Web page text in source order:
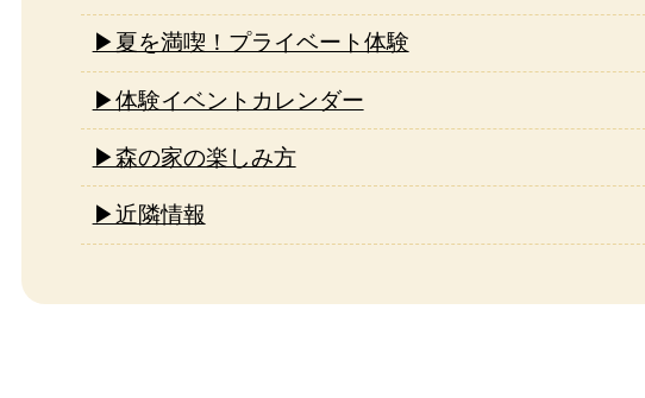
▶夏を満喫！プライベート体験
▶体験イベントカレンダー
▶森の家の楽しみ方
▶近隣情報